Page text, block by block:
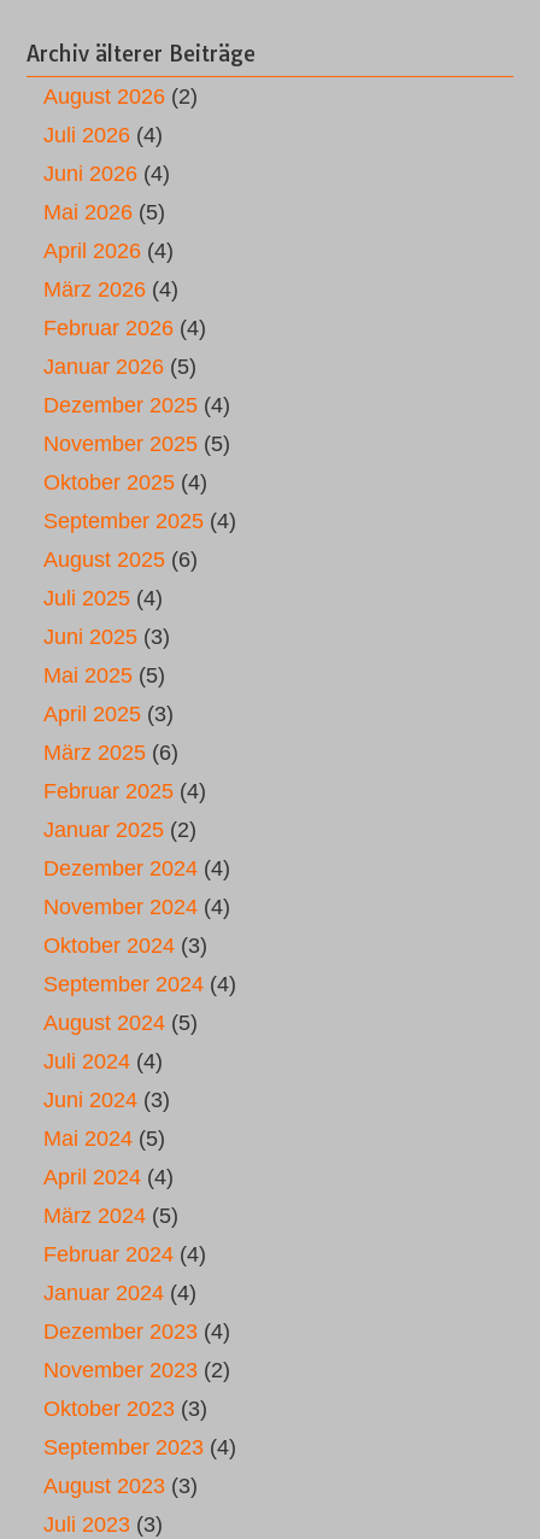
Archiv älterer Beiträge
August 2026 (2)
Juli 2026 (4)
Juni 2026 (4)
Mai 2026 (5)
April 2026 (4)
März 2026 (4)
Februar 2026 (4)
Januar 2026 (5)
Dezember 2025 (4)
November 2025 (5)
Oktober 2025 (4)
September 2025 (4)
August 2025 (6)
Juli 2025 (4)
Juni 2025 (3)
Mai 2025 (5)
April 2025 (3)
März 2025 (6)
Februar 2025 (4)
Januar 2025 (2)
Dezember 2024 (4)
November 2024 (4)
Oktober 2024 (3)
September 2024 (4)
August 2024 (5)
Juli 2024 (4)
Juni 2024 (3)
Mai 2024 (5)
April 2024 (4)
März 2024 (5)
Februar 2024 (4)
Januar 2024 (4)
Dezember 2023 (4)
November 2023 (2)
Oktober 2023 (3)
September 2023 (4)
August 2023 (3)
Juli 2023 (3)